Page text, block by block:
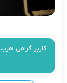
کاربر گرامی